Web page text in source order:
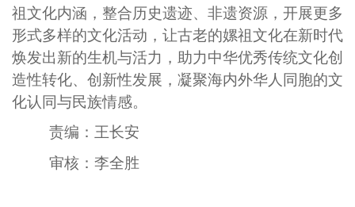
祖文化内涵，整合历史遗迹、非遗资源，开展更多
形式多样的文化活动，让古老的嫘祖文化在新时代
焕发出新的生机与活力，助力中华优秀传统文化创
造性转化、创新性发展，凝聚海内外华人同胞的文
化认同与民族情感。
责编：王长安
审核：李全胜